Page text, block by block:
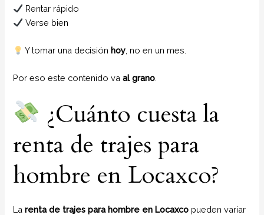
Rentar rápido
Verse bien
Y tomar una decisiónhoy , no en un mes.
Por eso este contenido vaal grano.
¿Cuánto cuesta la
renta de trajes para
hombre en Locaxco?
Larenta de trajes para hombre en Locaxco pueden variar